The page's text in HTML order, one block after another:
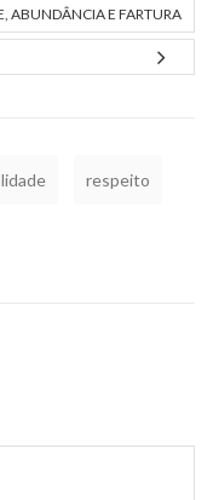
ABUNDÂNCIA E FARTURA
respeito